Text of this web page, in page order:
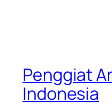
Penggiat
Indonesia